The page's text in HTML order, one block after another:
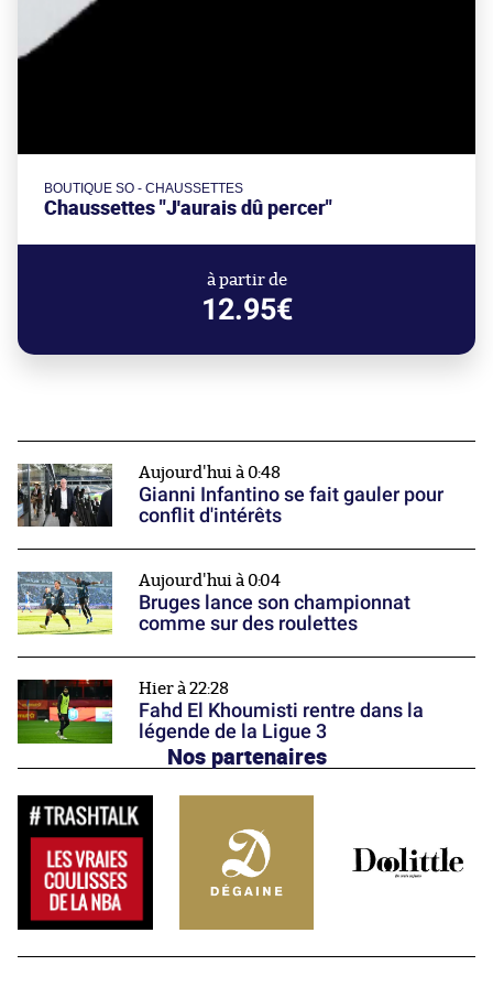
BOUTIQUE SO - CHAUSSETTES
Chaussettes "J'aurais dû percer"
à partir de
12.95€
Aujourd'hui à 0:48
Gianni Infantino se fait gauler pour
conflit d'intérêts
Aujourd'hui à 0:04
Bruges lance son championnat
comme sur des roulettes
Hier à 22:28
Fahd El Khoumisti rentre dans la
légende de la Ligue 3
Nos partenaires